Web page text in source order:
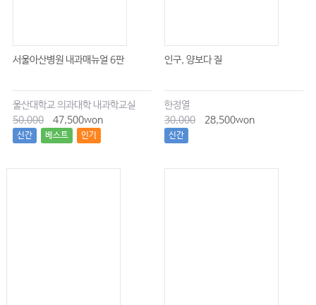
서울아산병원 내과매뉴얼 6판
울산대학교 의과대학 내과학교실
50,000
47,500won
신간 베스트 인기
인구, 양보다 질
한정열
30,000
28,500won
신간